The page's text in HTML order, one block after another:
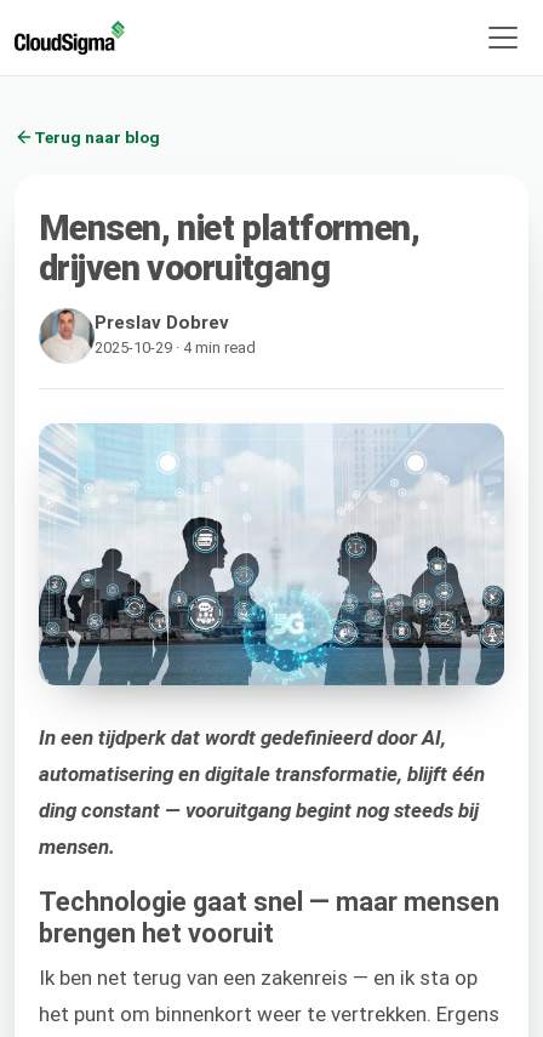
Terug naar blog
Mensen, niet platformen,
drijven vooruitgang
Preslav Dobrev
2025-10-29 · 4 min read
In een tijdperk dat wordt gedefinieerd door AI,
automatisering en digitale transformatie, blijft één
ding constant — vooruitgang begint nog steeds bij
mensen.
Technologie gaat snel — maar mensen
brengen het vooruit
Ik ben net terug van een zakenreis — en ik sta op
het punt om binnenkort weer te vertrekken. Ergens